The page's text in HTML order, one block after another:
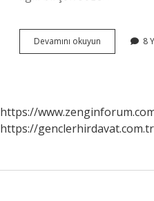
Devamını okuyun
Küçüğün
Mu
8
https://
https://genclerhirdavat.com.tr